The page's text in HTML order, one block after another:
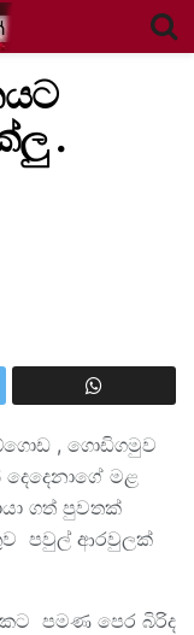
.
, ගොඩිගමුව
මළ
ගත් පුවතක්
පවුල් ආරවුලක්
පමණ පෙර බිරිද